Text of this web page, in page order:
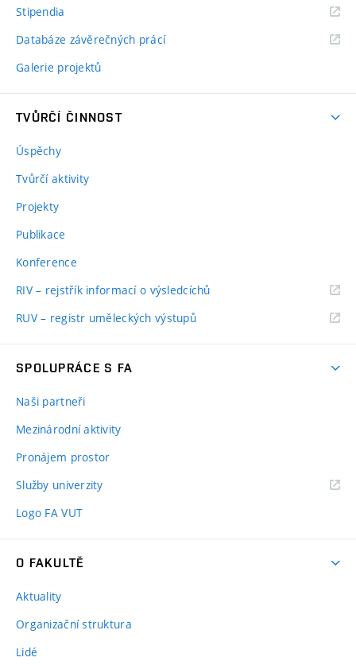
Stipendia
Databáze závěrečných prácí
Galerie projektů
TVŮRČÍ ČINNOST
Úspěchy
Tvůrčí aktivity
Projekty
Publikace
Konference
RIV – rejstřík informací o výsledcíchů
RUV – registr uměleckých výstupů
SPOLUPRÁCE S FA
Naši partneři
Mezinárodní aktivity
Pronájem prostor
Služby univerzity
Logo FA VUT
O FAKULTĚ
Aktuality
Organizační struktura
Lidé